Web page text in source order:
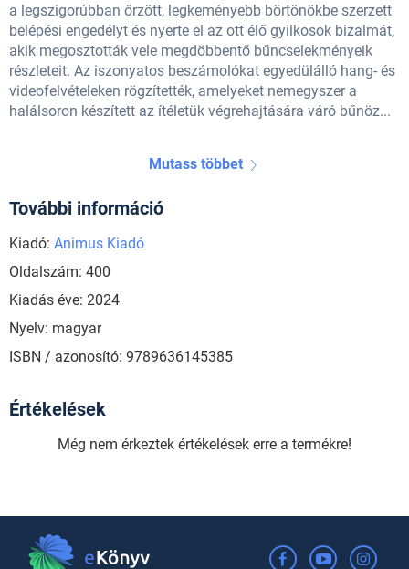
a legszigorúbban őrzött, legkeményebb börtönökbe szerzett
belépési engedélyt és nyerte el az ott élő gyilkosok bizalmát,
akik megosztották vele megdöbbentő bűncselekményeik
részleteit. Az iszonyatos beszámolókat egyedülálló hang- és
videofelvételeken rögzítették, amelyeket nemegyszer a
halálsoron készített az ítéletük végrehajtására váró bűnöz...
Mutass többet
További információ
Kiadó: Animus Kiadó
Oldalszám: 400
Kiadás éve: 2024
Nyelv: magyar
ISBN / azonosító: 9789636145385
Értékelések
Még nem érkeztek értékelések erre a termékre!